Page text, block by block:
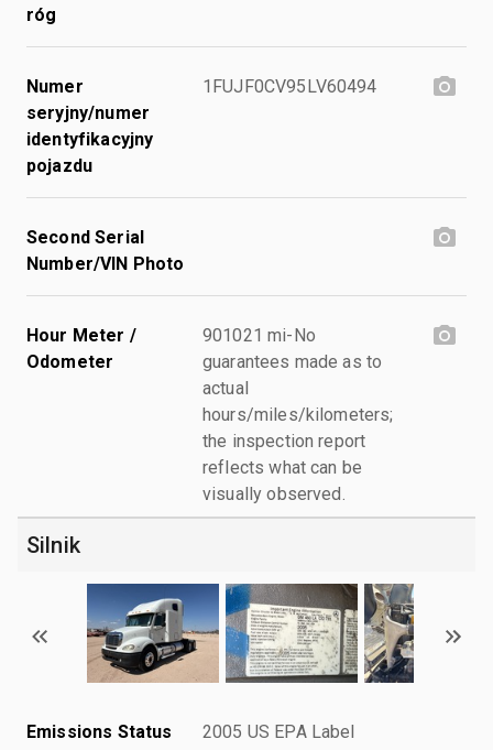
róg
Numer
seryjny/numer
identyfikacyjny
pojazdu
1FUJF0CV95LV60494
Second Serial
Number/VIN Photo
Hour Meter /
Odometer
901021 mi-No
guarantees made as to
actual
hours/miles/kilometers;
the inspection report
reflects what can be
visually observed.
Silnik
Emissions Status 2005 US EPA Label